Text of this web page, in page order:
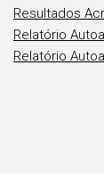
Resultados
Relatório
Relatório